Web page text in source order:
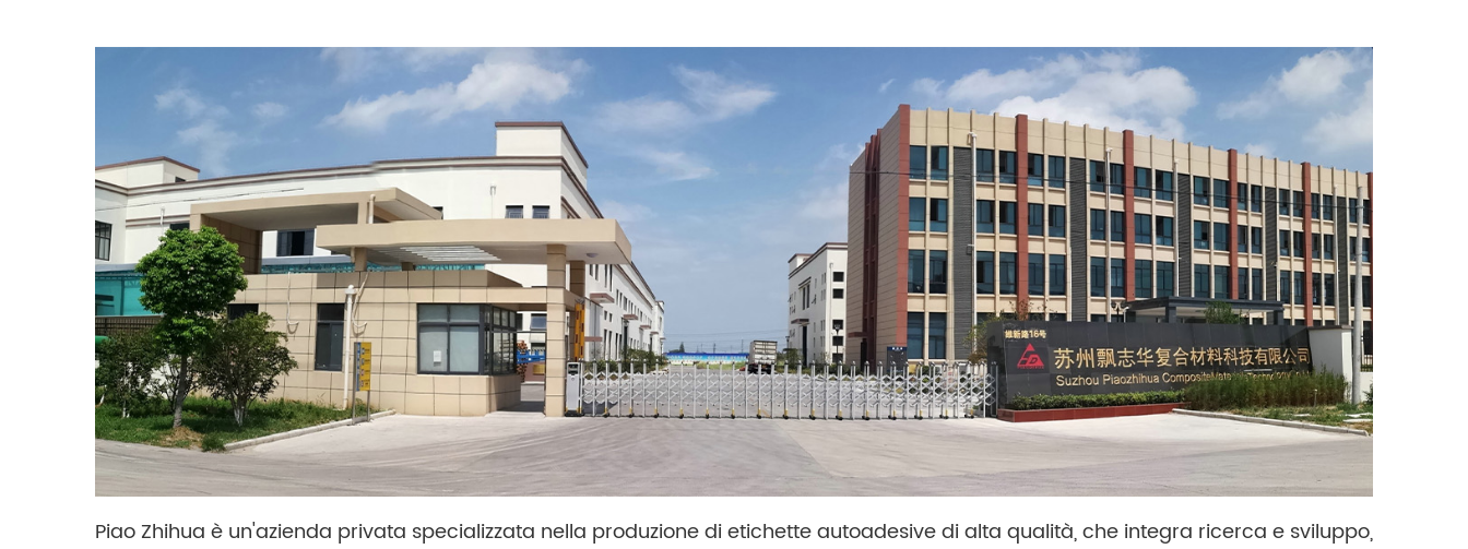
Piao Zhihua è un'azienda privata specializzata nella produzione di etichette autoadesive di alta qualità, che integra ricerca e sviluppo,